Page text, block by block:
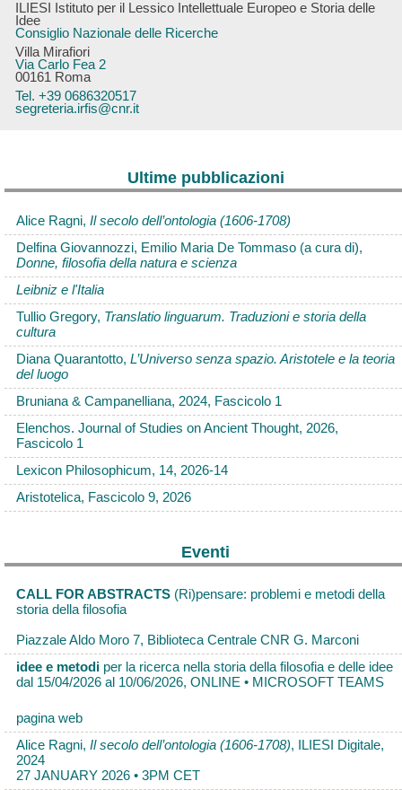
ILIESI Istituto per il Lessico Intellettuale Europeo e Storia delle
Idee
Consiglio Nazionale delle Ricerche
Villa Mirafiori
Via Carlo Fea 2
00161 Roma
Tel. +39 0686320517
segreteria.irfis@cnr.it
Ultime pubblicazioni
Alice Ragni, Il secolo dell’ontologia (1606-1708)
Delfina Giovannozzi, Emilio Maria De Tommaso (a cura di),
Donne, filosofia della natura e scienza
Leibniz e l'Italia
Tullio Gregory, Translatio linguarum. Traduzioni e storia della
cultura
Diana Quarantotto, L’Universo senza spazio. Aristotele e la teoria
del luogo
Bruniana & Campanelliana, 2024, Fascicolo 1
Elenchos. Journal of Studies on Ancient Thought, 2026,
Fascicolo 1
Lexicon Philosophicum, 14, 2026-14
Aristotelica, Fascicolo 9, 2026
Eventi
CALL FOR ABSTRACTS (Ri)pensare: problemi e metodi della
storia della filosofia
Piazzale Aldo Moro 7, Biblioteca Centrale CNR G. Marconi
idee e metodi per la ricerca nella storia della filosofia e delle idee
dal 15/04/2026 al 10/06/2026, ONLINE • MICROSOFT TEAMS
pagina web
Alice Ragni, Il secolo dell’ontologia (1606-1708), ILIESI Digitale,
2024
27 JANUARY 2026 • 3PM CET